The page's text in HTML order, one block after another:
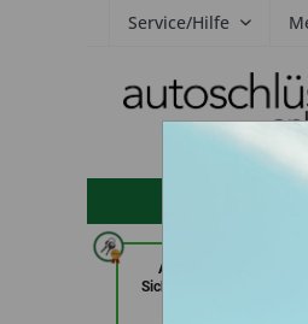
Service/Hilfe
hohe
AKYÜZ Schlüsseldienst
Sicherheitstechnik (in